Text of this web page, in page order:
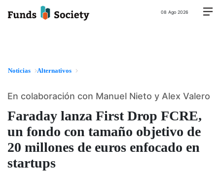
08 Ago 2026
Noticias Alternativos
Faraday lanza First Drop FCRE,
un fondo con tamaño objetivo de
20 millones de euros enfocado en
startups
En colaboración con Manuel Nieto y Alex Valero